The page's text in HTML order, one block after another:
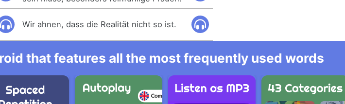
Wir ahnen, dass die Realität nicht so ist.
that features all the most frequently used words